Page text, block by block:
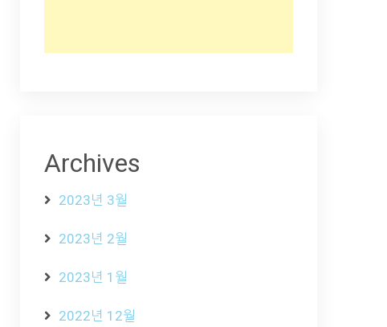
Archives
2023년 3월
2023년 2월
2023년 1월
2022년 12월